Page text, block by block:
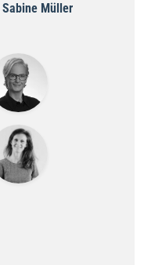
Sabine Müller